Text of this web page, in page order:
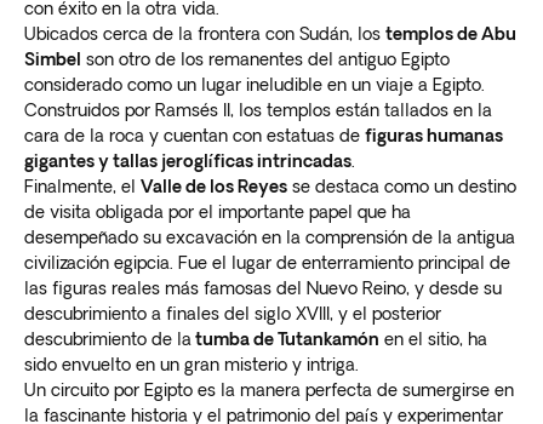
con éxito en la otra vida.
Ubicados cerca de la frontera con Sudán, los templos de Abu
Simbel son otro de los remanentes del antiguo Egipto
considerado como un lugar ineludible en un viaje a Egipto.
Construidos por Ramsés II, los templos están tallados en la
cara de la roca y cuentan con estatuas de figuras humanas
gigantes y tallas jeroglíficas intrincadas
Finalmente, el Valle de los Reyes se destaca como un destino
de visita obligada por el importante papel que ha
desempeñado su excavación en la comprensión de la antigua
civilización egipcia. Fue el lugar de enterramiento principal de
las figuras reales más famosas del Nuevo Reino, y desde su
descubrimiento a finales del siglo XVIII, y el posterior
descubrimiento de la tumba de Tutankamón en el sitio, ha
sido envuelto en un gran misterio y intriga.
Un circuito por Egipto es la manera perfecta de sumergirse en
la fascinante historia y el patrimonio del país y experimentar